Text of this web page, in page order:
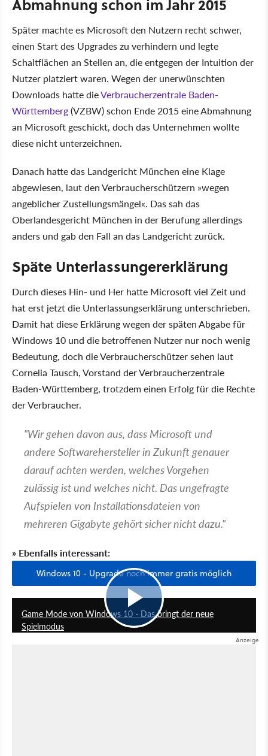
Abmahnung schon im Jahr 2015
Später machte es Microsoft den Nutzern recht schwer,
einen Start des Upgrades zu verhindern und legte
Schaltflächen an Stellen an, die entgegen der Intuition der
Nutzer platziert waren. Wegen der unerwünschten
Downloads hatte dieVerbraucherzentrale Baden-
Württemberg(VZBW) schon Ende 2015 eine Abmahnung
an Microsoft geschickt, doch das Unternehmen wollte
diese nicht unterzeichnen.
Danach hatte das Landgericht München eine Klage
abgewiesen, laut den Verbraucherschützern »wegen
angeblicher Zustellungsmängel«. Das sah das
Oberlandesgericht München in der Berufung allerdings
anders und gab den Fall an das Landgericht zurück.
Späte Unterlassungererklärung
Durch dieses Hin- und Her hatte Microsoft viel Zeit und
hat erst jetzt die Unterlassungserklärung unterschrieben.
Damit hat diese Erklärung wegen der späten Abgabe für
Windows 10 und die betroffenen Nutzer nur noch wenig
Bedeutung, doch die Verbraucherschützer sehen laut
Cornelia Tausch, Vorstand der Verbraucherzentrale
Baden-Württemberg, trotzdem einen Erfolg für die Rechte
der Verbraucher.
"Wir gehen davon aus, dass Microsoft und
andere Softwarehersteller in Zukunft genauer
darauf achten werden, welches Vorgehen
zulässig ist und welches nicht. Das ungefragte
Aufspielen von Installationsdateien von
mehreren Gigabyte gehört sicher nicht dazu."
» Ebenfalls interessant:
Windows 10 - Upgrade noch immer gratis möglich
7:55
Game Mode von Windows 10 - Das bringt der neue
Spielmodus